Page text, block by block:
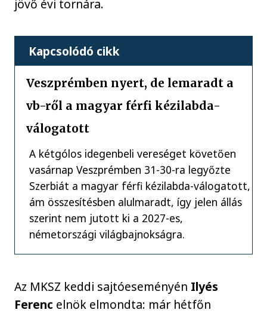
jövő évi tornára.
Kapcsolódó cikk
Veszprémben nyert, de lemaradt a
vb-ről a magyar férfi kézilabda-
válogatott
A kétgólos idegenbeli vereséget követően
vasárnap Veszprémben 31-30-ra legyőzte
Szerbiát a magyar férfi kézilabda-válogatott,
ám összesítésben alulmaradt, így jelen állás
szerint nem jutott ki a 2027-es,
németországi világbajnokságra.
Az MKSZ keddi sajtóeseményén Ilyés
Ferenc elnök elmondta: már hétfőn